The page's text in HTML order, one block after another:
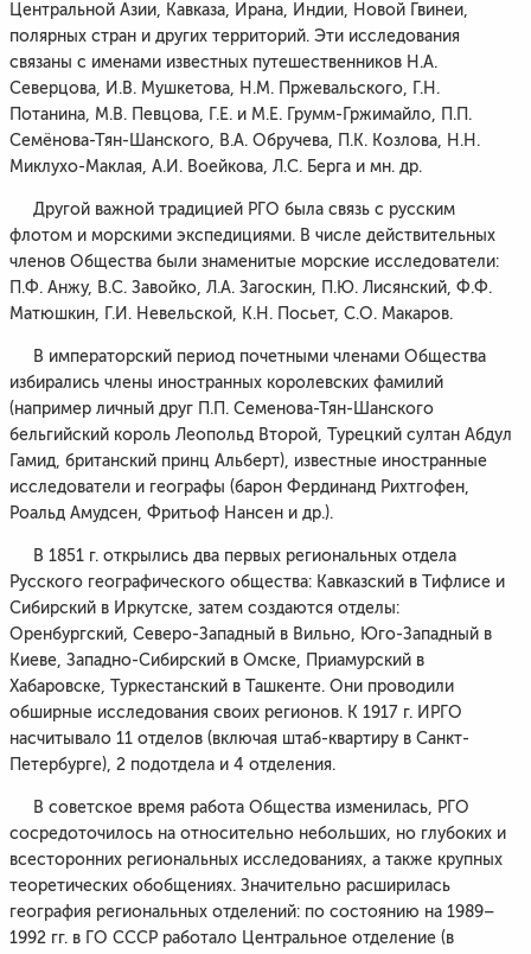
Центральной Азии, Кавказа, Ирана, Индии, Новой Гвинеи,
полярных стран и других территорий. Эти исследования
связаны с именами известных путешественников Н.А.
Северцова, И.В. Мушкетова, Н.М. Пржевальского, Г.Н.
Потанина, М.В. Певцова, Г.Е. и М.Е. Грумм-Гржимайло, П.П.
Семёнова-Тян-Шанского, В.А. Обручева, П.К. Козлова, Н.Н.
Миклухо-Маклая, А.И. Воейкова, Л.С. Берга и мн. др.
Другой важной традицией РГО была связь с русским
флотом и морскими экспедициями. В числе действительных
членов Общества были знаменитые морские исследователи:
П.Ф. Анжу, В.С. Завойко, Л.А. Загоскин, П.Ю. Лисянский, Ф.Ф.
Матюшкин, Г.И. Невельской, К.Н. Посьет, С.О. Макаров.
В императорский период почетными членами Общества
избирались члены иностранных королевских фамилий
(например личный друг П.П. Семенова-Тян-Шанского
бельгийский король Леопольд Второй, Турецкий султан Абдул
Гамид, британский принц Альберт), известные иностранные
исследователи и географы (барон Фердинанд Рихтгофен,
Роальд Амудсен, Фритьоф Нансен и др.).
В 1851 г. открылись два первых региональных отдела
Русского географического общества: Кавказский в Тифлисе и
Сибирский в Иркутске, затем создаются отделы:
Оренбургский, Северо-Западный в Вильно, Юго-Западный в
Киеве, Западно-Сибирский в Омске, Приамурский в
Хабаровске, Туркестанский в Ташкенте. Они проводили
обширные исследования своих регионов. К 1917 г. ИРГО
насчитывало 11 отделов (включая штаб-квартиру в Санкт-
Петербурге), 2 подотдела и 4 отделения.
В советское время работа Общества изменилась, РГО
сосредоточилось на относительно небольших, но глубоких и
всесторонних региональных исследованиях, а также крупных
теоретических обобщениях. Значительно расширилась
география региональных отделений: по состоянию на 1989–
1992 гг. в ГО СССР работало Центральное отделение (в